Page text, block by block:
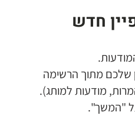
שלכם מתוך הרשימה
מודעות למותג).
"המשך".